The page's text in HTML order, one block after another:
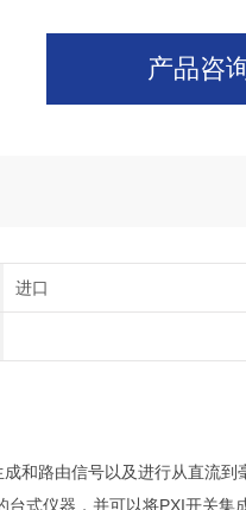
产品咨
进口
和路由信号以及进行从直流
式仪器，并可以将PXI开关